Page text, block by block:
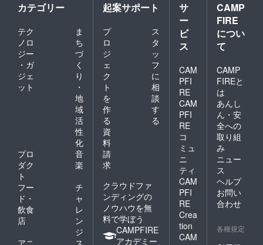
カテゴリー
テク
ノロ
ジー
・ガ
ジェ
ット
ま
ち
づ
く
り
・
地
域
活
性
化
プロ
ダク
ト
音
楽
フー
ド・
飲食
店
チ
ャ
レ
ン
ジ
起案サポート
プ
ロ
ジ
ェ
ク
ト
を
作
る
ス
タ
ッ
フ
に
相
談
す
る
資
料
請
求
クラウドファ
ンディングの
ノウハウを無
料で学ぼう
CAMPFIRE
アカデミー
サ
ー
ビ
ス
CAM
PFI
RE
CAM
PFI
RE
コ
ミュ
ニ
ティ
CAM
PFI
RE
Crea
tion
CAM
CAMP
FIRE
につい
て
CAMP
FIREと
は
あんし
ん・安
全への
取り組
み
ニュー
ス
ヘルプ
お問い
合わせ
各種規定